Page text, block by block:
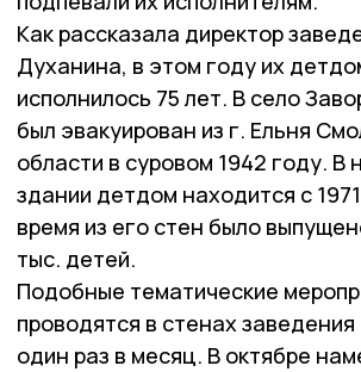
Как рассказала директор
Духанина, в этом году их
исполнилось 75 лет. В село
был эвакуирован из г. Ельня
области в суровом 1942 году.
здании детдом находится с
время из его стен было
тыс. детей.
Подобные тематические
проводятся в стенах заведения
один раз в месяц. В октябре